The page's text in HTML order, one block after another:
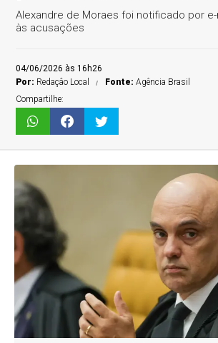
Alexandre de Moraes foi notificado por
às acusações
04/06/2026 às 16h26
Por: Redaçâo Local Fonte:Agência Brasil
Compartilhe: